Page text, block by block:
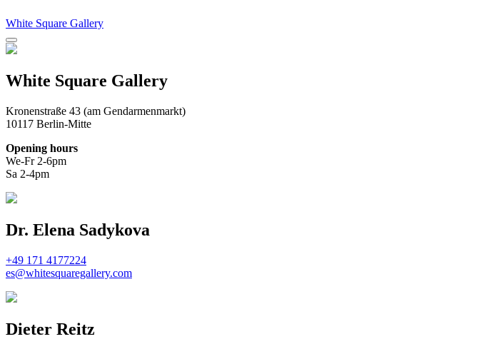
White Square Gallery
White Square Gallery
Kronenstraße 43 (am Gendarmenmarkt)
10117 Berlin-Mitte
Opening hours
We-Fr 2-6pm
Sa 2-4pm
Dr. Elena Sadykova
+49 171 4177224
es@whitesquaregallery.com
Dieter Reitz